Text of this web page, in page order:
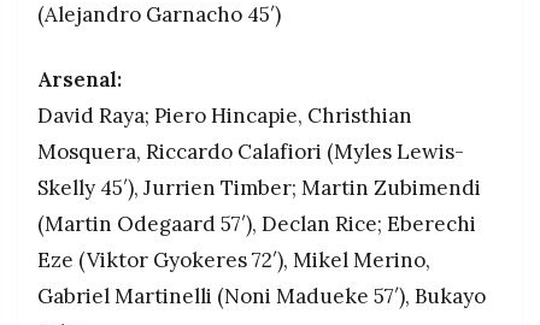
(Alejandro Garnacho 45′)
Arsenal:
David Raya; Piero Hincapie, Christhian
Mosquera, Riccardo Calafiori (Myles Lewis-
Skelly 45′), Jurrien Timber; Martin Zubimendi
(Martin Odegaard 57′), Declan Rice; Eberechi
Eze (Viktor Gyokeres 72′), Mikel Merino,
Gabriel Martinelli (Noni Madueke 57′), Bukayo